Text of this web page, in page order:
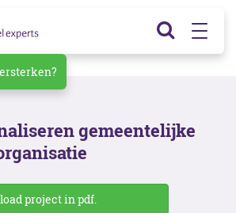
gemeentelijke
project in pdf.